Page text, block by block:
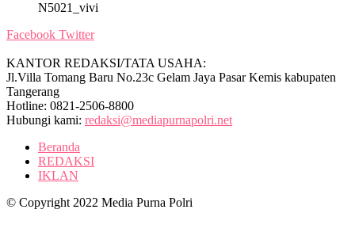
N5021_vivi
Facebook Twitter
KANTOR REDAKSI/TATA USAHA:
Jl.Villa Tomang Baru No.23c Gelam Jaya Pasar Kemis kabupaten
Tangerang
Hotline: 0821-2506-8800
Hubungi kami: redaksi@mediapurnapolri.net
Beranda
REDAKSI
IKLAN
© Copyright 2022 Media Purna Polri